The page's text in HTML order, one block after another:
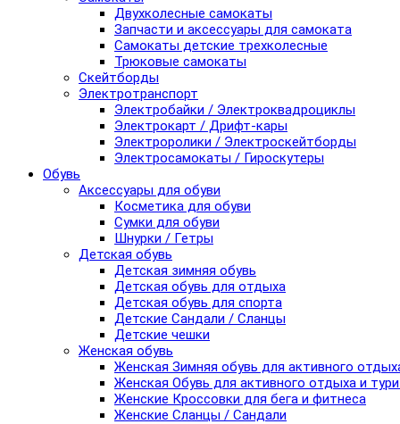
Двухколесные самокаты
Запчасти и аксессуары для самоката
Самокаты детские трехколесные
Трюковые самокаты
Скейтборды
Электротранспорт
Электробайки / Электроквадроциклы
Электрокарт / Дрифт-кары
Электроролики / Электроскейтборды
Электросамокаты / Гироскутеры
Обувь
Аксессуары для обуви
Косметика для обуви
Сумки для обуви
Шнурки / Гетры
Детская обувь
Детская зимняя обувь
Детская обувь для отдыха
Детская обувь для спорта
Детские Сандали / Сланцы
Детские чешки
Женская обувь
Женская Зимняя обувь для активного
Женская Обувь для активного отдыха и
Женские Кроссовки для бега и фитнеса
Женские Сланцы / Сандали